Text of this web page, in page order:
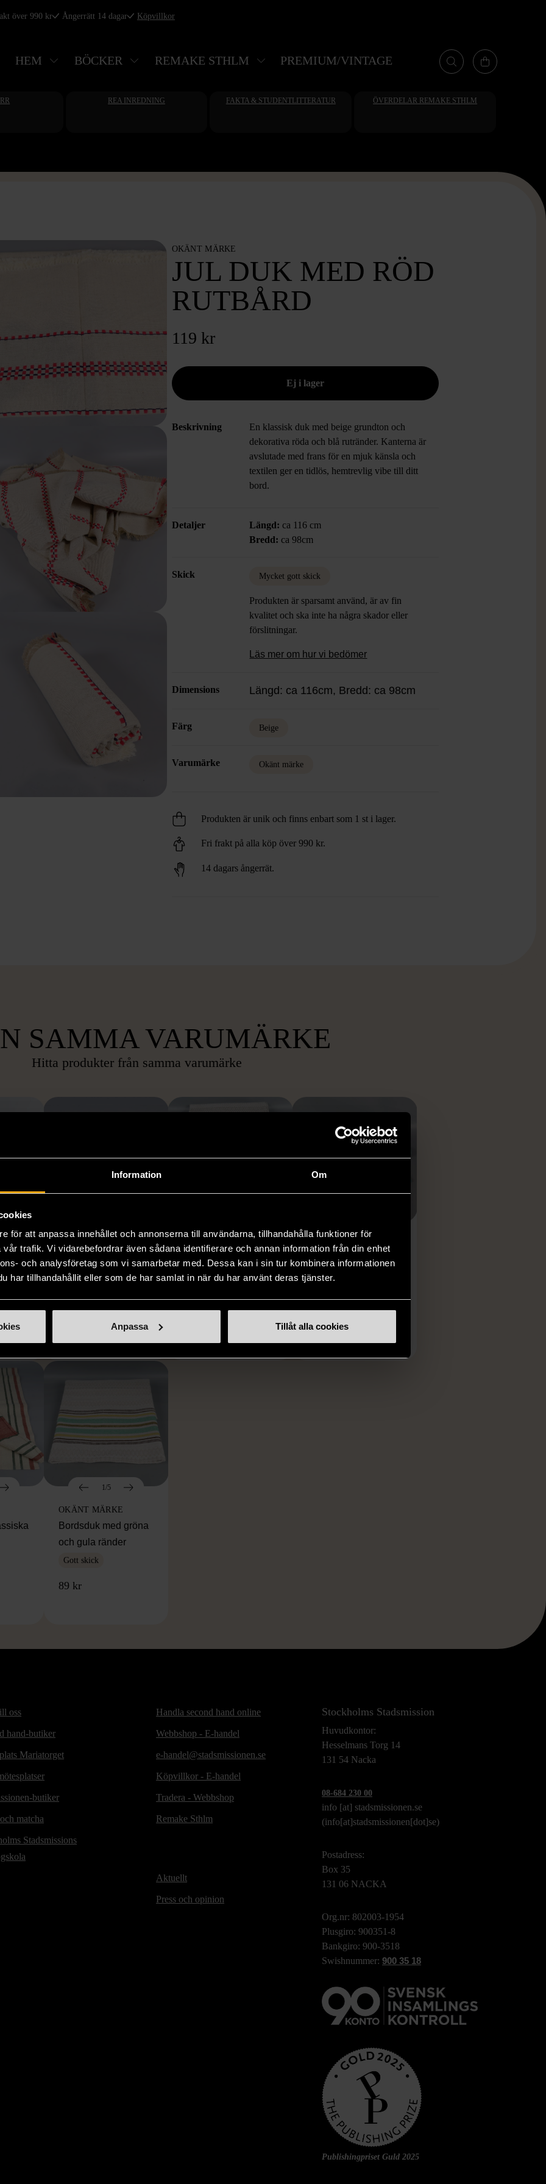
Information Om
för att anpassa innehållet och annonserna till användarna, tillhandahålla funktioner för
trafik. Vi vidarebefordrar även sådana identifierare och annan information från din enhet
och analysföretag som vi samarbetar med. Dessa kan i sin tur kombinera informationen
har tillhandahållit eller som de har samlat in när du har använt deras tjänster.
Anpassa Tillåt alla cookies
över 990 kr Ångerrätt 14 dagar Köpvillkor
HEM BÖCKER REMAKE STHLM PREMIUM/VINTAGE
REA INREDNING FAKTA & STUDENTLITTERATUR ÖVERDELAR REMAKE STHLM
OKÄNT MÄRKE
JUL DUK MED RÖD
RUTBÅRD
119 kr
Beskrivning
En klassisk duk med beige grundton och
dekorativa röda och blå rutränder. Kanterna är
avslutade med frans för en mjuk känsla och
textilen ger en tidlös, hemtrevlig vibe till ditt
bord.
Detaljer Längd: ca 116 cm
Bredd: ca 98cm
Skick Mycket gott skick
Produkten är sparsamt använd, är av fin
kvalitet och ska inte ha några skador eller
förslitningar.
Läs mer om hur vi bedömer
Dimensions Längd: ca 116cm, Bredd: ca 98cm
Färg Beige
Varumärke Okänt märke
Produkten är unik och finns enbart som 1 st i lager.
Fri frakt på alla köp över 990 kr.
14 dagars ångerrät.
SAMMA VARUMÄRKE
Hitta produkter från samma varumärke
och
OKÄNT MÄRKE
Blå minigryta med
lock
OKÄNT MÄRKE
Duk med färgade
ränder
OKÄNT MÄRKE
Randig löpare
grön/blå
79 kr
1/5
OKÄNT MÄRKE
Bordsduk med gröna
och gula ränder
Gott skick
89 kr
oss
hand-butiker
Mariatorget
butiker
matcha
Stadsmissions
Handla second hand online
Webbshop - E-handel
e-handel@stadsmissionen.se
Köpvillkor - E-handel
Tradera - Webbshop
Remake Sthlm
Aktuellt
Press och opinion
Stockholms Stadsmission
Huvudkontor:
Hesselmans Torg 14
131 54 Nacka
08-684 230 00
info [at] stadsmissionen.se
(info[at]stadsmissionen[dot]se)
Postadress:
Box 35
131 06 NACKA
Org.nr: 802003-1954
Plusgiro: 900351-8
Bankgiro: 900-3518
Swishnummer: 900 35 18
Publishingpriset Guld 2025